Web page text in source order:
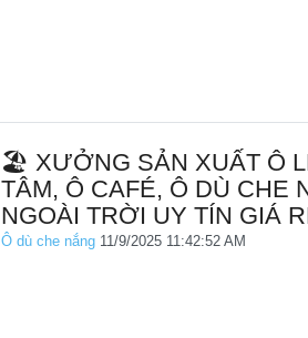
🏖️ XƯỞNG SẢN XUẤT Ô
TÂM, Ô CAFÉ, Ô DÙ CHE
NGOÀI TRỜI UY TÍN GIÁ
Ô dù che nắng 11/9/2025 11:42:52 AM